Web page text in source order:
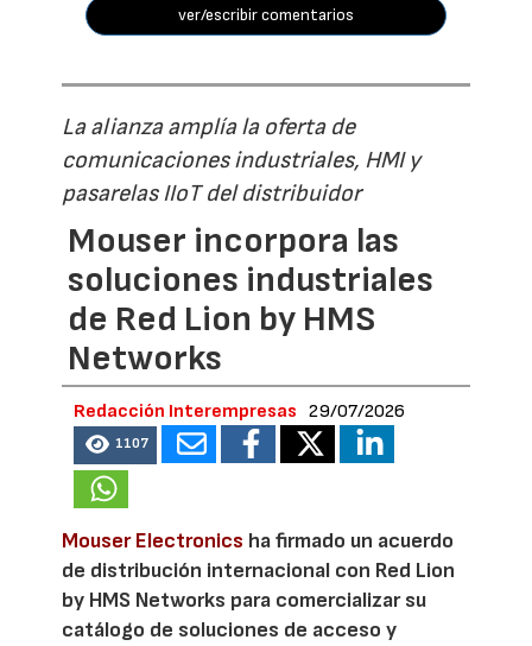
ver/escribir comentarios
La alianza amplía la oferta de
comunicaciones industriales, HMI y
pasarelas IIoT del distribuidor
Mouser incorpora las
soluciones industriales
de Red Lion by HMS
Networks
Redacción Interempresas 29/07/2026
1107
Mouser Electronics ha firmado un acuerdo
de distribución internacional con Red Lion
by HMS Networks para comercializar su
catálogo de soluciones de acceso y